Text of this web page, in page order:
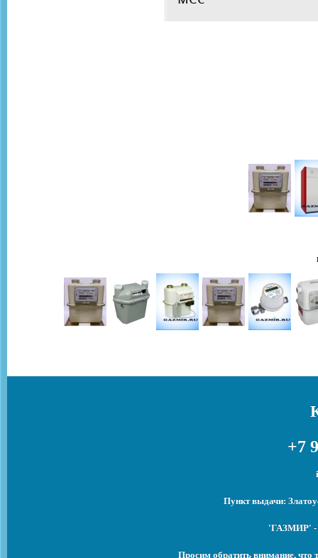
+7
Пункт выдачи:
'ГАЗМИР' -
Просим обратить внимание, что